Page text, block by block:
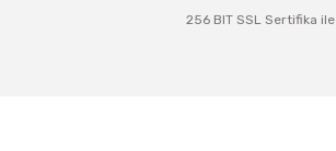
256 BIT SSL Sertifika ile